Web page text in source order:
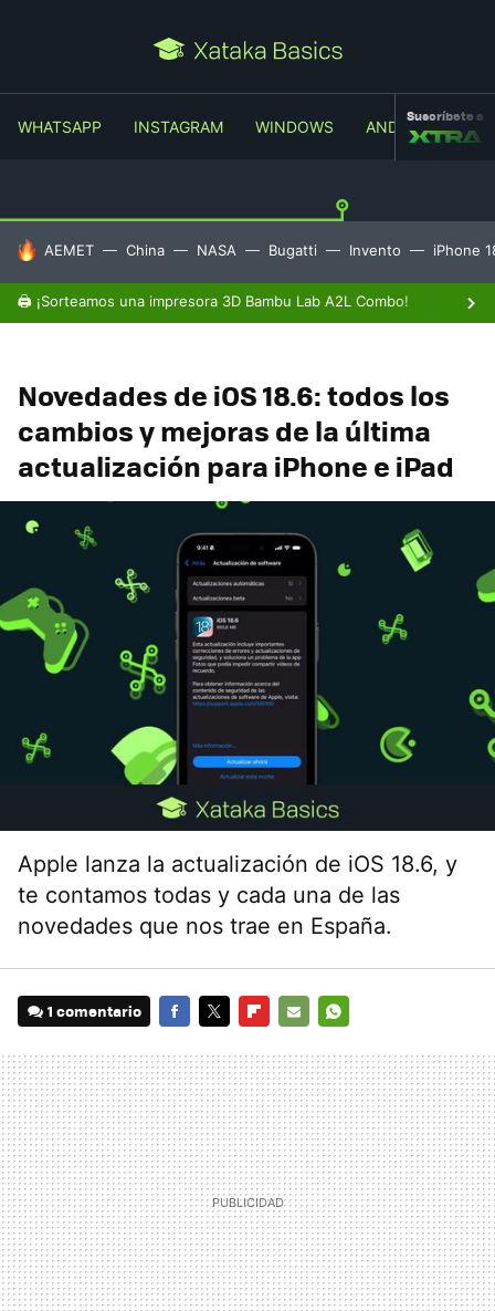
WHATSAPP INSTAGRAM WINDOWS ANDROID
Suscríbete a
HOY SE HABLA DE
AEMET China NASA Bugatti Invento iPhone
🖨️ ¡Sorteamos una impresora 3D Bambu Lab A2L Combo!
Novedades de iOS 18.6: todos los
cambios y mejoras de la última
actualización para iPhone e iPad
Apple lanza la actualización de iOS 18.6, y
te contamos todas y cada una de las
novedades que nos trae en España.
1 comentario
MAIL